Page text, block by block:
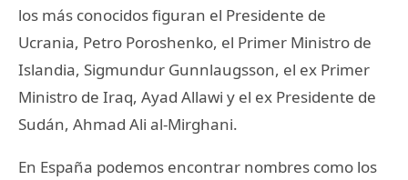
los más conocidos figuran el Presidente de
Ucrania, Petro Poroshenko, el Primer Ministro de
Islandia, Sigmundur Gunnlaugsson, el ex Primer
Ministro de Iraq, Ayad Allawi y el ex Presidente de
Sudán, Ahmad Ali al-Mirghani.
En España podemos encontrar nombres como los